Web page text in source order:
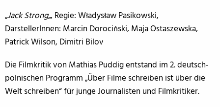
„Jack Strong„, Regie: Władysław Pasikowski,
DarstellerInnen: Marcin Dorociński, Maja Ostaszewska,
Patrick Wilson, Dimitri Bilov
Die Filmkritik von Mathias Puddig entstand im 2. deutsch-
polnischen Programm „Über Filme schreiben ist über die
Welt schreiben“ für junge Journalisten und Filmkritiker.